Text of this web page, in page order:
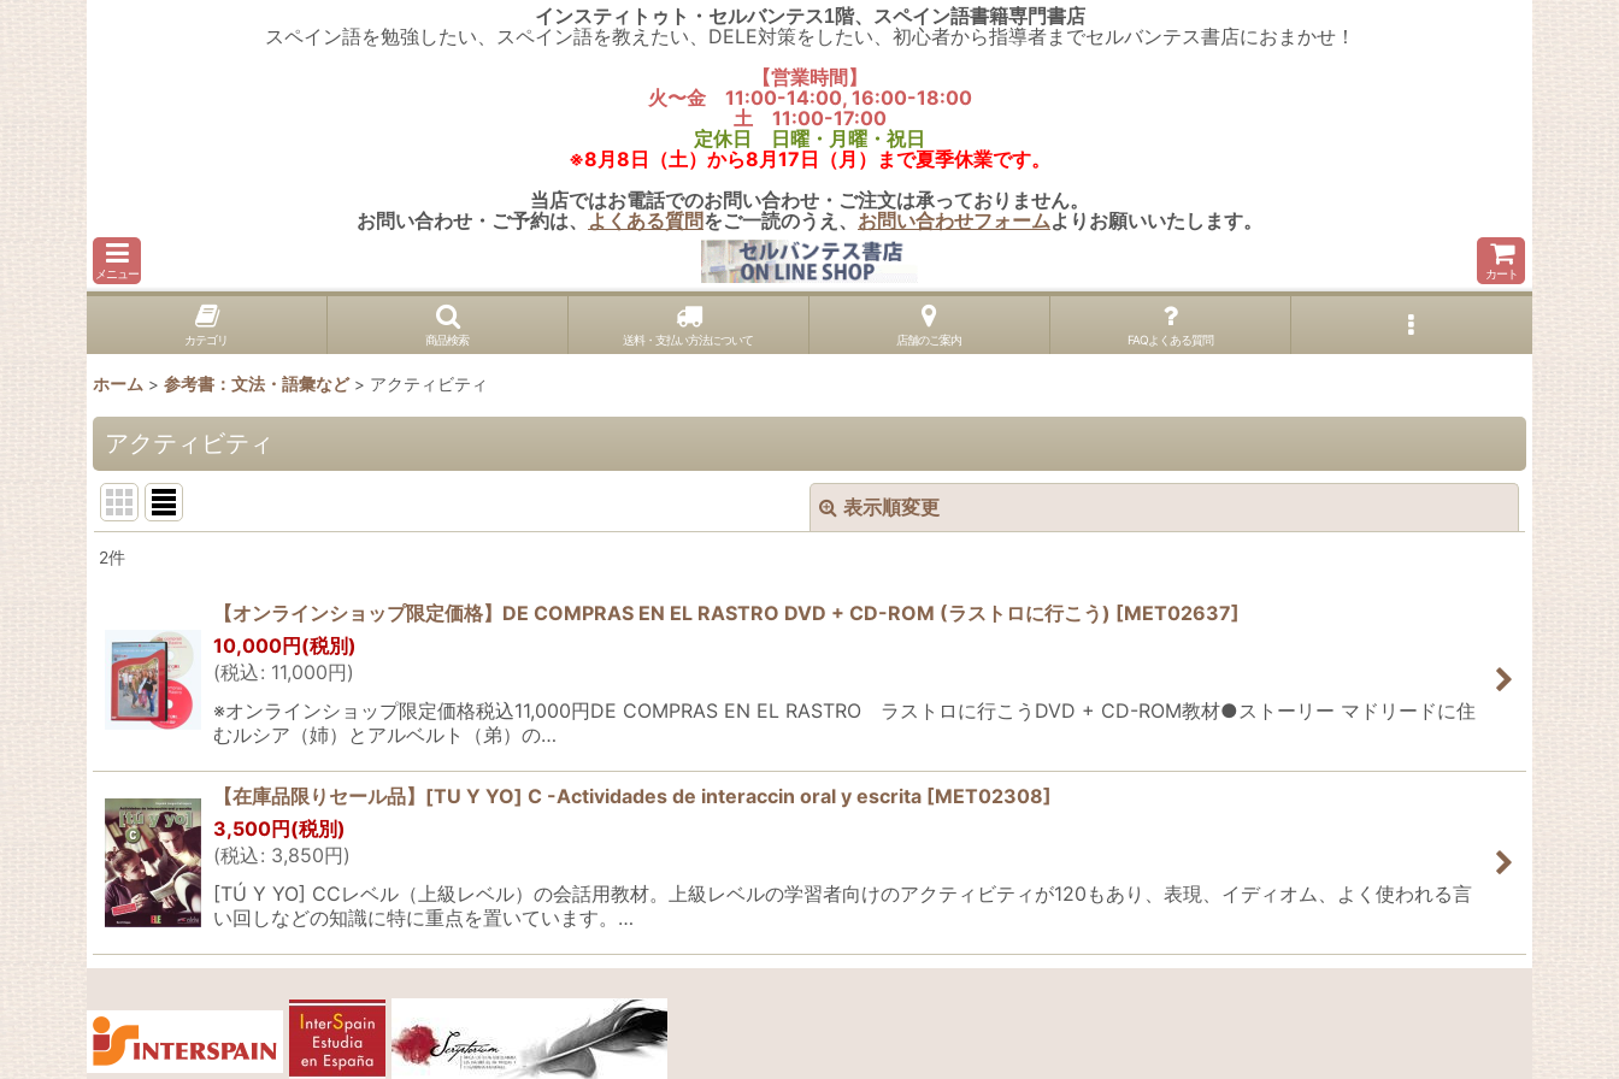
インスティトゥト・セルバンテス1階、スペイン語書籍専門書店
スペイン語を勉強したい、スペイン語を教えたい、DELE対策をしたい、初心者から指導者までセルバンテス書店におまかせ！
【営業時間】
火〜金 11:00-14:00, 16:00-18:00
土 11:00-17:00
定休日 日曜・月曜・祝日
※8月8日（土）から8月17日（月）まで夏季休業です。
当店ではお電話でのお問い合わせ・ご注文は承っておりません。
お問い合わせ・ご予約は、 よくある質問をご一読のうえ、 お問い合わせフォームよりお願いいたします。
メニュー カート
カテゴリ 商品検索 送料・支払い方法について 店舗のご案内 FAQよくある質問
ホーム > 参考書：文法・語彙など > アクティビティ
アクティビティ
表示順変更
並び順:
絞り込む
2件
【オンラインショップ限定価格】DE COMPRAS EN EL RASTRO DVD + CD-ROM (ラストロに行こう) [MET02637]
10,000円 (税別)
(税込: 11,000円)
※オンラインショップ限定価格税込11,000円DE COMPRAS EN EL RASTRO ラストロに行こうDVD + CD-ROM教材●ストーリー マドリードに住
むルシア（姉）とアルベルト（弟）の…
【在庫品限りセール品】[TU Y YO] C -Actividades de interaccin oral y escrita [MET02308]
3,500円 (税別)
(税込: 3,850円)
[TÚ Y YO] CCレベル（上級レベル）の会話用教材。上級レベルの学習者向けのアクティビティが120もあり、表現、イディオム、よく使われる言
い回しなどの知識に特に重点を置いています。…